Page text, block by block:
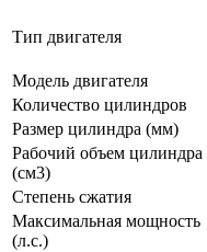
Тип двигателя
Модель двигателя
Количество цилиндров
Размер цилиндра (мм)
Рабочий объем цилиндра
(см3)
Степень сжатия
Максимальная мощность
(л.с.)